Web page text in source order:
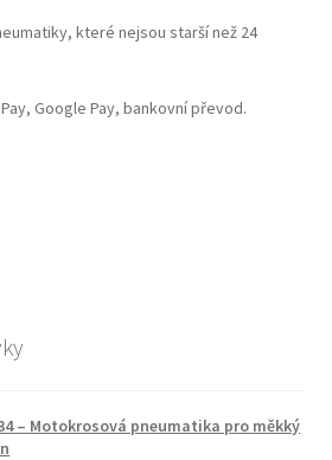
které nejsou starší než 24
Google Pay, bankovní převod.
– Motokrosová pneumatika pro měkký